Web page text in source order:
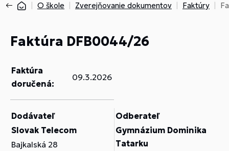
O škole Zverejňovanie dokumentov Faktúry
Faktúra DFB0044/26
Faktúra
doručená:
09.3.2026
Dodávateľ
Slovak Telecom
Bajkalská 28
Odberateľ
Gymnázium Dominika
Tatarku